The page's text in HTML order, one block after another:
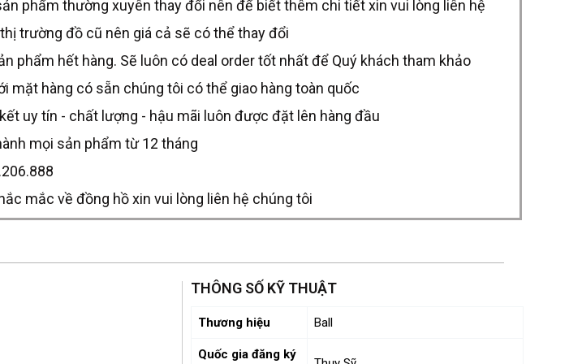
phẩm thường xuyên thay đổi nên để biết thêm chi tiết xin vui lòng liên hệ
thị trường đồ cũ nên giá cả sẽ có thể thay đổi
phẩm hết hàng. Sẽ luôn có deal order tốt nhất để Quý khách tham khảo
mặt hàng có sẵn chúng tôi có thể giao hàng toàn quốc
uy tín - chất lượng - hậu mãi luôn được đặt lên hàng đầu
mọi sản phẩm từ 12 tháng
mắc về đồng hồ xin vui lòng liên hệ chúng tôi
THÔNG SỐ KỸ THUẬT
Thương hiệu Ball
Quốc gia đăng ký